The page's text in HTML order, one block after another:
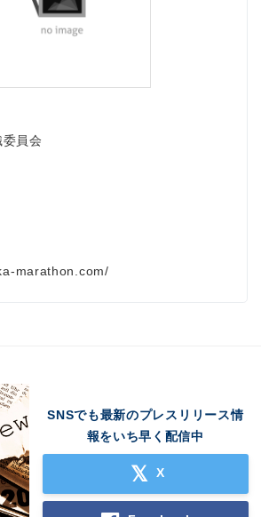
員会
marathon.com/
SNSでも最新のプレスリリース情
報をいち早く配信中
X